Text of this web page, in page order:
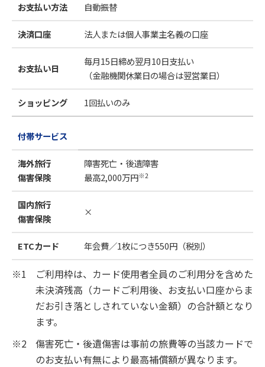
お支払い方法 自動振替
決済口座 法人または個人事業主名義の口座
お支払い日
毎月15日締め翌月10日支払い
（金融機関休業日の場合は翌営業日）
ショッピング 1回払いのみ
付帯サービス
海外旅行
傷害保険
障害死亡・後遺障害
最高2,000万円※2
国内旅行
傷害保険
×
ETCカード 年会費／1枚につき550円（税別）
※1
ご利用枠は、カード使用者全員のご利用分を含めた
未決済残高（カードご利用後、お支払い口座からま
だお引き落としされていない金額）の合計額となり
ます。
※2
傷害死亡・後遺傷害は事前の旅費等の当該カードで
のお支払い有無により最高補償額が異なります。